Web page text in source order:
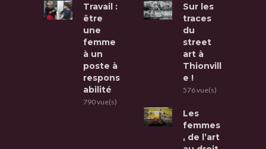
Travail :
être
une
femme
à un
poste à
respons
abilité
790 vue(s)
Sur les
traces
du
street
art à
Thionvill
e !
576 vue(s)
Les
femmes
, de l’art